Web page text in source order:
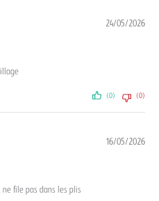
24/05/2026
(0) (0)
16/05/2026
file pas dans les plis